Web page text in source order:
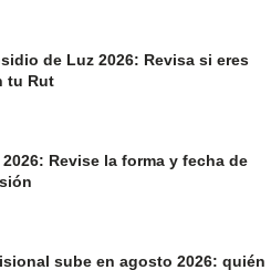
de Luz 2026: Revisa si eres
tu Rut
Revise la forma y fecha de
sube en agosto 2026: quién